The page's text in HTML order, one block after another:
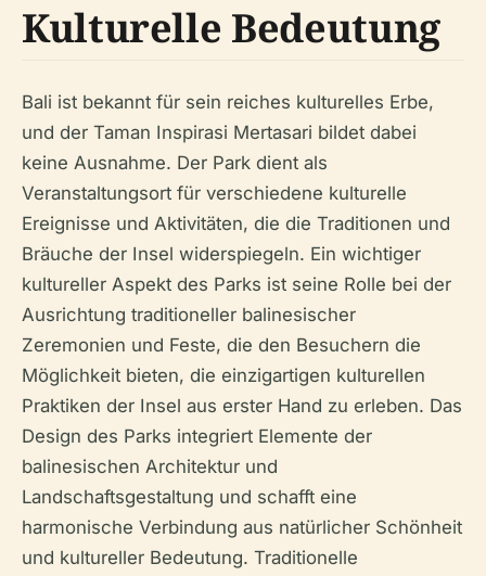
Kulturelle Bedeutung
Bali ist bekannt für sein reiches kulturelles Erbe,
und der Taman Inspirasi Mertasari bildet dabei
keine Ausnahme. Der Park dient als
Veranstaltungsort für verschiedene kulturelle
Ereignisse und Aktivitäten, die die Traditionen und
Bräuche der Insel widerspiegeln. Ein wichtiger
kultureller Aspekt des Parks ist seine Rolle bei der
Ausrichtung traditioneller balinesischer
Zeremonien und Feste, die den Besuchern die
Möglichkeit bieten, die einzigartigen kulturellen
Praktiken der Insel aus erster Hand zu erleben. Das
Design des Parks integriert Elemente der
balinesischen Architektur und
Landschaftsgestaltung und schafft eine
harmonische Verbindung aus natürlicher Schönheit
und kultureller Bedeutung. Traditionelle